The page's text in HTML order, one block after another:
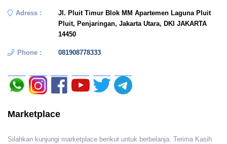
Adress :
Jl. Pluit Timur Blok MM Apartemen Laguna Pluit
Pluit, Penjaringan, Jakarta Utara, DKI JAKARTA
14450
Phone : 081908778333
Marketplace
Silahkan kunjungi marketplace berikut untuk berbelanja. Terima Kasih